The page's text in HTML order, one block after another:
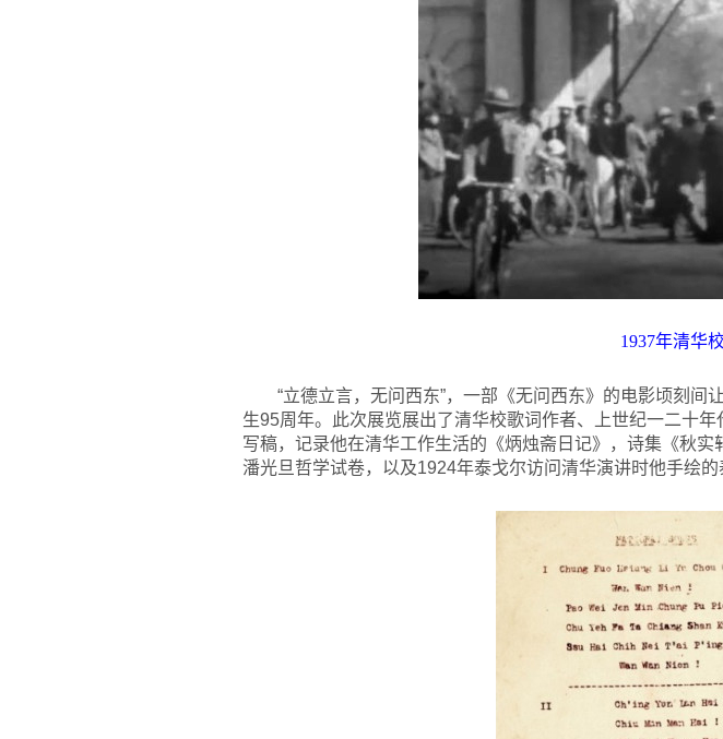
1937年清华
“立德立言，无问西东”，一部《无问西东》的电影顷刻
生95周年。此次展览展出了清华校歌词作者、上世纪一二十
写稿，记录他在清华工作生活的《炳烛斋日记》，诗集《秋
潘光旦哲学试卷，以及1924年泰戈尔访问清华演讲时他手绘